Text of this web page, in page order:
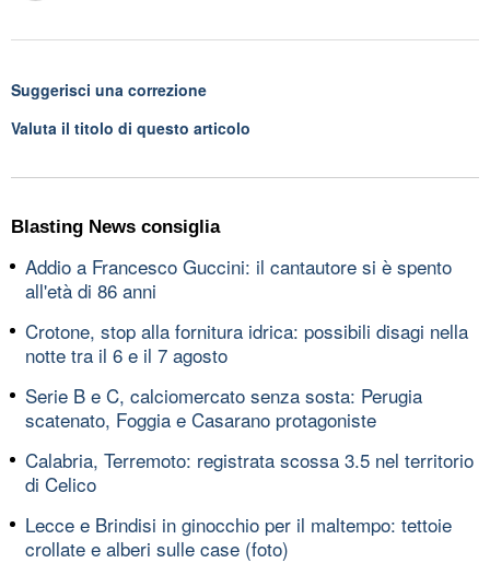
Suggerisci una correzione
Valuta il titolo di questo articolo
Blasting News consiglia
Addio a Francesco Guccini: il cantautore si è spento
all'età di 86 anni
Crotone, stop alla fornitura idrica: possibili disagi nella
notte tra il 6 e il 7 agosto
Serie B e C, calciomercato senza sosta: Perugia
scatenato, Foggia e Casarano protagoniste
Calabria, Terremoto: registrata scossa 3.5 nel territorio
di Celico
Lecce e Brindisi in ginocchio per il maltempo: tettoie
crollate e alberi sulle case (foto)